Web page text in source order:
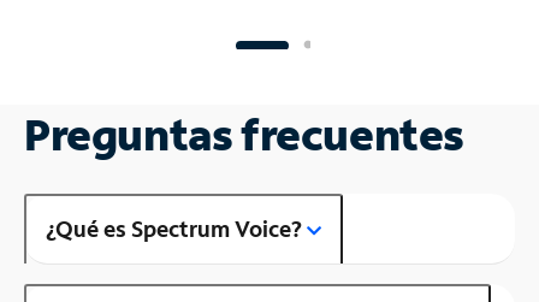
Preguntas frecuentes
¿Qué es Spectrum Voice?